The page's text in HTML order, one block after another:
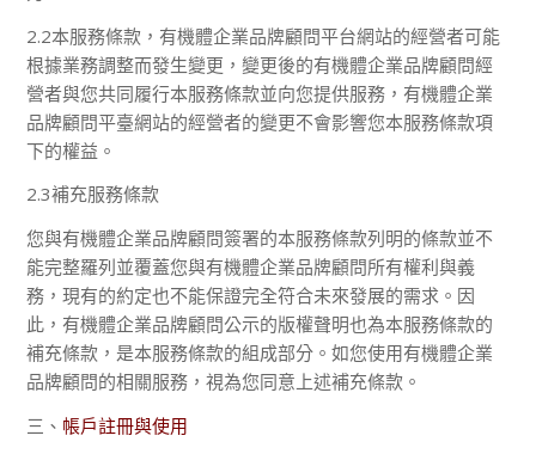
2.2本服務條款，有機體企業品牌顧問平台網站的經營者可能
根據業務調整而發生變更，變更後的有機體企業品牌顧問經
營者與您共同履行本服務條款並向您提供服務，有機體企業
品牌顧問平臺網站的經營者的變更不會影響您本服務條款項
下的權益。
2.3補充服務條款
您與有機體企業品牌顧問簽署的本服務條款列明的條款並不
能完整羅列並覆蓋您與有機體企業品牌顧問所有權利與義
務，現有的約定也不能保證完全符合未來發展的需求。因
此，有機體企業品牌顧問公示的版權聲明也為本服務條款的
補充條款，是本服務條款的組成部分。如您使用有機體企業
品牌顧問的相關服務，視為您同意上述補充條款。
三、 帳戶註冊與使用